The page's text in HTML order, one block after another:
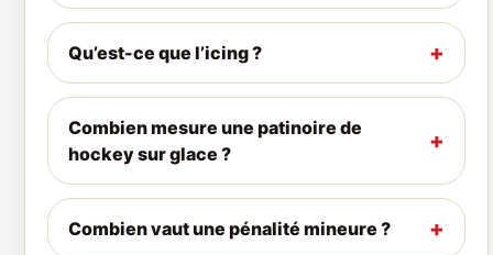
Qu’est-ce que l’icing ?
Combien mesure une patinoire de
hockey sur glace ?
Combien vaut une pénalité mineure ?